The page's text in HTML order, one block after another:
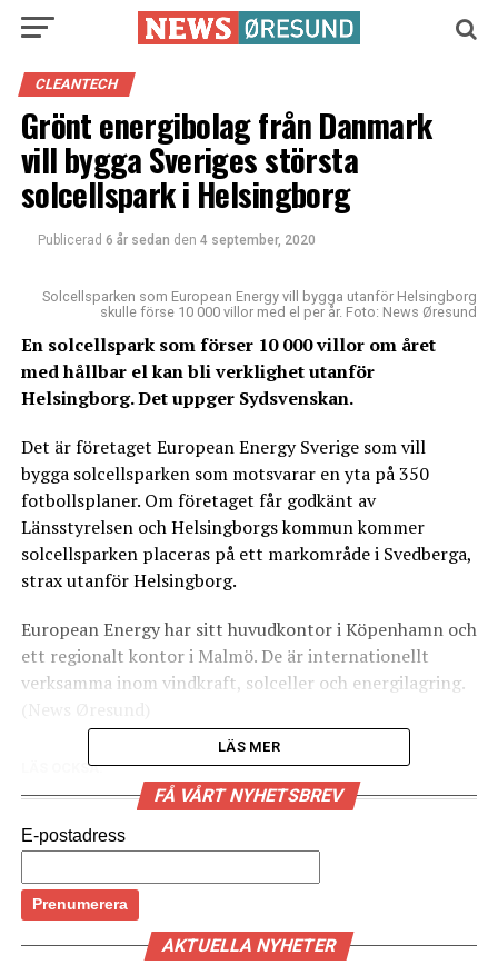
CLEANTECH
Grönt energibolag från Danmark
vill bygga Sveriges största
solcellspark i Helsingborg
Publicerad 6 år sedan den 4 september, 2020
Solcellsparken som European Energy vill bygga utanför Helsingborg
skulle förse 10 000 villor med el per år. Foto: News Øresund
En solcellspark som förser 10 000 villor om året
med hållbar el kan bli verklighet utanför
Helsingborg. Det uppger Sydsvenskan.
Det är företaget European Energy Sverige som vill
bygga solcellsparken som motsvarar en yta på 350
fotbollsplaner. Om företaget får godkänt av
Länsstyrelsen och Helsingborgs kommun kommer
solcellsparken placeras på ett markområde i Svedberga,
strax utanför Helsingborg.
European Energy har sitt huvudkontor i Köpenhamn och
ett regionalt kontor i Malmö. De är internationellt
verksamma inom vindkraft, solceller och energilagring.
LÄS OCKSÅ:
Möjlig driftsstart för svenska vindkraftverk på Kriegers
flak 2026
LÄS MER
FÅ VÅRT NYHETSBREV
E-postadress
AKTUELLA NYHETER